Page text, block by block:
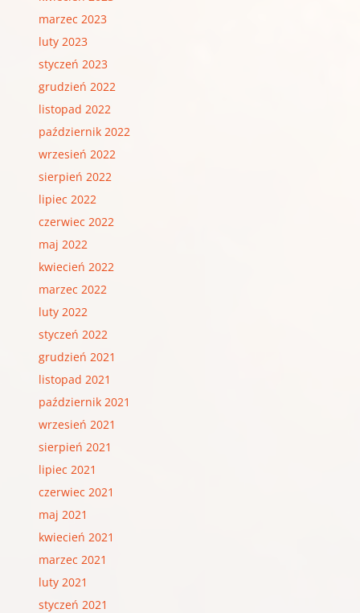
marzec 2023
luty 2023
styczeń 2023
grudzień 2022
listopad 2022
październik 2022
wrzesień 2022
sierpień 2022
lipiec 2022
czerwiec 2022
maj 2022
kwiecień 2022
marzec 2022
luty 2022
styczeń 2022
grudzień 2021
listopad 2021
październik 2021
wrzesień 2021
sierpień 2021
lipiec 2021
czerwiec 2021
maj 2021
kwiecień 2021
marzec 2021
luty 2021
styczeń 2021